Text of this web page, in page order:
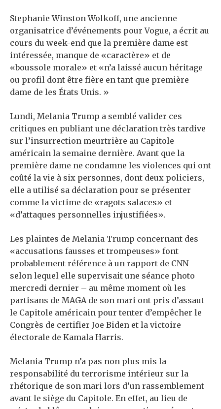
Stephanie Winston Wolkoff, une ancienne
organisatrice d’événements pour Vogue, a écrit au
cours du week-end que la première dame est
intéressée, manque de «caractère» et de
«boussole morale» et «n’a laissé aucun héritage
ou profil dont être fière en tant que première
dame de les États Unis. »
Lundi, Melania Trump a semblé valider ces
critiques en publiant une déclaration très tardive
sur l’insurrection meurtrière au Capitole
américain la semaine dernière. Avant que la
première dame ne condamne les violences qui ont
coûté la vie à six personnes, dont deux policiers,
elle a utilisé sa déclaration pour se présenter
comme la victime de «ragots salaces» et
«d’attaques personnelles injustifiées».
Les plaintes de Melania Trump concernant des
«accusations fausses et trompeuses» font
probablement référence à un rapport de CNN
selon lequel elle supervisait une séance photo
mercredi dernier – au même moment où les
partisans de MAGA de son mari ont pris d’assaut
le Capitole américain pour tenter d’empêcher le
Congrès de certifier Joe Biden et la victoire
électorale de Kamala Harris.
Melania Trump n’a pas non plus mis la
responsabilité du terrorisme intérieur sur la
rhétorique de son mari lors d’un rassemblement
avant le siège du Capitole. En effet, au lieu de